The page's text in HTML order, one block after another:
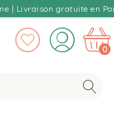
| Livraison gratuite en
0